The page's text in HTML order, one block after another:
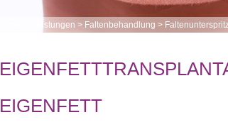
Leistungen > Faltenbehandlung >
EIGENFETT